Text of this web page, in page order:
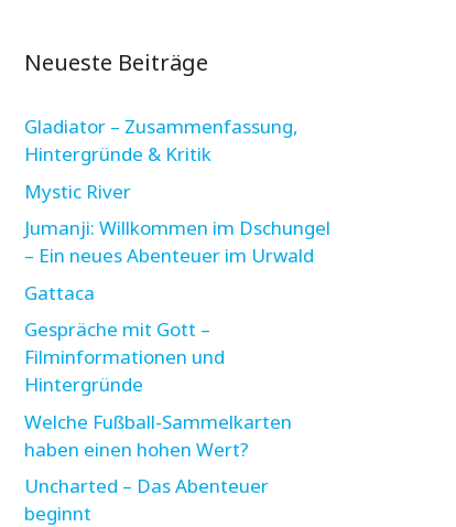
Neueste Beiträge
Gladiator – Zusammenfassung,
Hintergründe & Kritik
Mystic River
Jumanji: Willkommen im Dschungel
– Ein neues Abenteuer im Urwald
Gattaca
Gespräche mit Gott –
Filminformationen und
Hintergründe
Welche Fußball-Sammelkarten
haben einen hohen Wert?
Uncharted – Das Abenteuer
beginnt